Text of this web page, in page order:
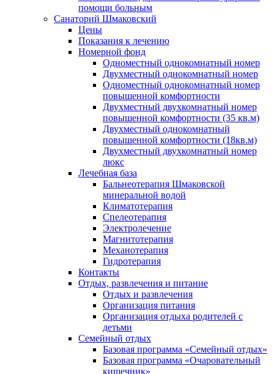
помощи больным
Санаторий Шмаковский
Цены
Показания к лечению
Номерной фонд
Одноместный однокомнатный номер
Двухместный однокомнатный номер
Одноместный однокомнатный номер
повышенной комфортности
Двухместный двухкомнатный номер
повышенной комфортности (35 кв.м)
Двухместный однокомнатный
повышенной комфортности (18кв.м)
Двухместный двухкомнатный номер
люкс
Лечебная база
Бальнеотерапия Шмаковской
минеральной водой
Климатотерапия
Спелеотерапия
Электролечение
Магнитотерапия
Механотерапия
Гидротерапия
Контакты
Отдых, развлечения и питание
Отдых и развлечения
Организация питания
Организация отдыха родителей с
детьми
Семейный отдых
Базовая программа «Семейный отдых»
Базовая программа «Очаровательный
кишечник»